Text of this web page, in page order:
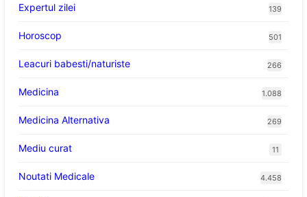
Expertul zilei 139
Horoscop 501
Leacuri babesti/naturiste 266
Medicina 1.088
Medicina Alternativa 269
Mediu curat 11
Noutati Medicale 4.458